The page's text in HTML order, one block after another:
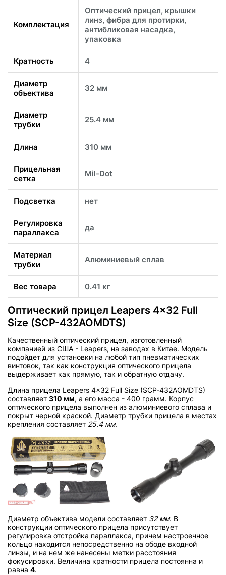
Комплектация
Оптический прицел, крышки
линз, фибра для протирки,
антибликовая насадка,
упаковка
Кратность 4
Диаметр
объектива
32 мм
Диаметр
трубки
25.4 мм
Длина 310 мм
Прицельная
сетка
Mil-Dot
Подсветка нет
Регулировка
параллакса
да
Материал
трубки
Алюминиевый сплав
Вес товара 0.41 кг
Оптический прицел Leapers 4x32 Full
Size (SCP-432AOMDTS)
Качественный оптический прицел, изготовленный
компанией из США - Leapers, на заводах в Китае. Модель
подойдет для установки на любой тип пневматических
винтовок, так как конструкция оптического прицела
выдерживает как прямую, так и обратную отдачу.
Длина прицела Leapers 4x32 Full Size (SCP-432AOMDTS)
составляет 310 мм, а его масса - 400 грамм. Корпус
оптического прицела выполнен из алюминиевого сплава и
покрыт черной краской. Диаметр трубки прицела в местах
крепления составляет 25.4 мм.
Диаметр объектива модели составляет 32 мм. В
конструкции оптического прицела присутствует
регулировка отстройка параллакса, причем настроечное
кольцо находится непосредственно на ободе входной
линзы, и на нем же нанесены метки расстояния
фокусировки. Величина кратности прицела постоянна и
равна 4.